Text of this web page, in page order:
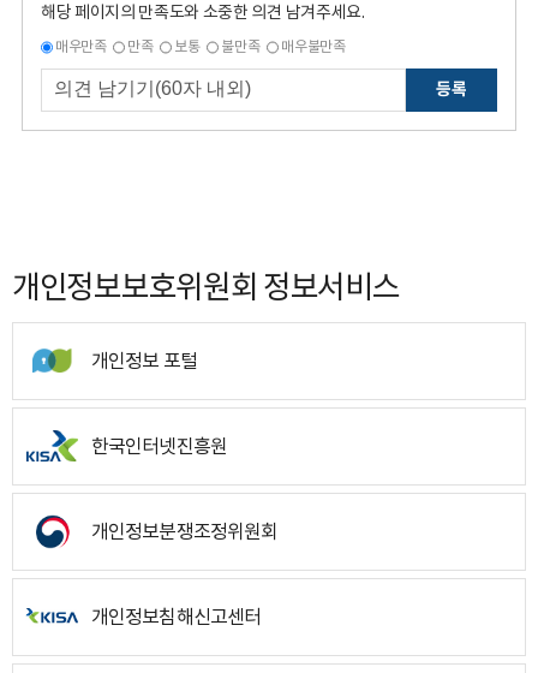
해당 페이지의 만족도와 소중한 의견 남겨주세요.
매우만족 만족 보통 불만족 매우불만족
등록
개인정보보호위원회 정보서비스
개인정보 포털
한국인터넷진흥원
개인정보분쟁조정위원회
개인정보침해신고센터